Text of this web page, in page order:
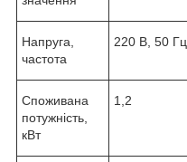
Напруга,
частота
220 В, 50 Гц
Споживана
потужність,
кВт
1,2